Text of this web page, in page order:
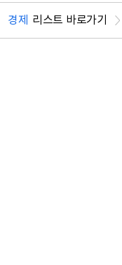
경제 리스트 바로가기